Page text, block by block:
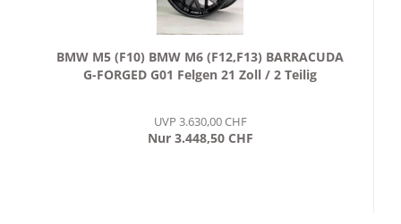
BMW M5 (F10) BMW M6 (F12,F13) BARRACUDA
G-FORGED G01 Felgen 21 Zoll / 2 Teilig
UVP 3.630,00 CHF
Nur 3.448,50 CHF